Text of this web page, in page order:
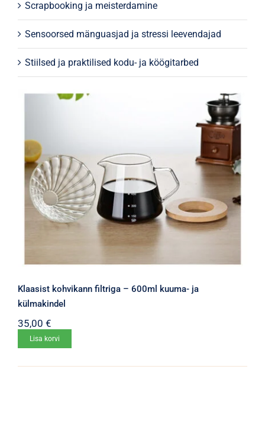
Scrapbooking ja meisterdamine
Sensoorsed mänguasjad ja stressi leevendajad
Stiilsed ja praktilised kodu- ja köögitarbed
Klaasist kohvikann filtriga – 600ml kuuma- ja
külmakindel
35,00 €
Lisa korvi